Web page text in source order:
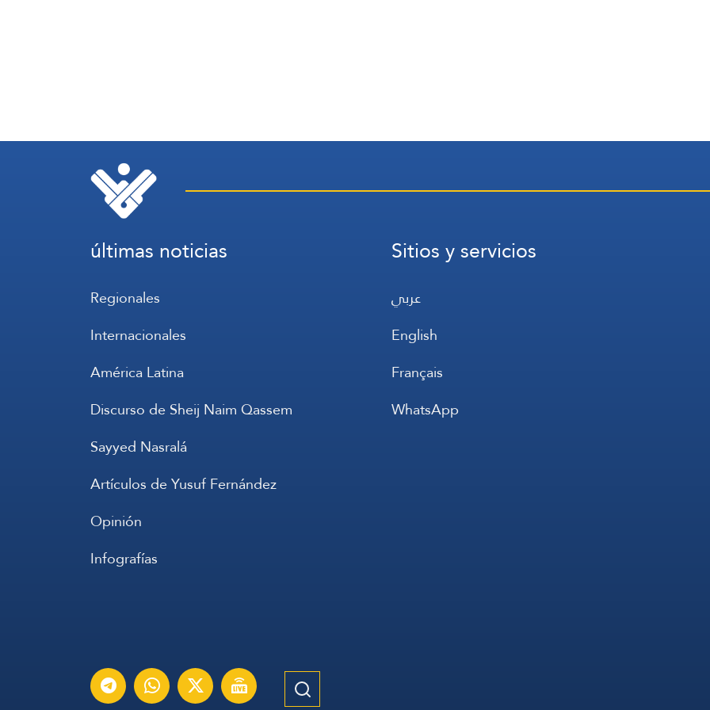
últimas noticias
Regionales
Internacionales
América Latina
Discurso de Sheij Naim Qassem
Sayyed Nasralá
Artículos de Yusuf Fernández
Opinión
Infografías
Sitios y servicios
عربي
English
Français
WhatsApp